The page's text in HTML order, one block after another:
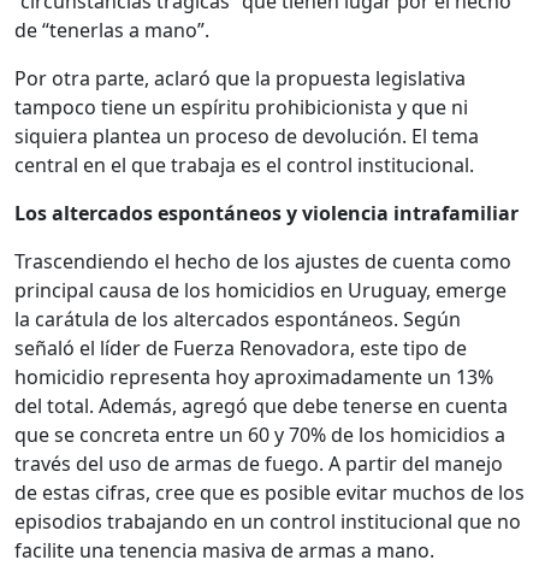
de “tenerlas a mano”.
Por otra parte, aclaró que la propuesta legislativa
tampoco tiene un espíritu prohibicionista y que ni
siquiera plantea un proceso de devolución. El tema
central en el que trabaja es el control institucional.
Los altercados espontáneos y violencia intrafamiliar
Trascendiendo el hecho de los ajustes de cuenta como
principal causa de los homicidios en Uruguay, emerge
la carátula de los altercados espontáneos. Según
señaló el líder de Fuerza Renovadora, este tipo de
homicidio representa hoy aproximadamente un 13%
del total. Además, agregó que debe tenerse en cuenta
que se concreta entre un 60 y 70% de los homicidios a
través del uso de armas de fuego. A partir del manejo
de estas cifras, cree que es posible evitar muchos de los
episodios trabajando en un control institucional que no
facilite una tenencia masiva de armas a mano.